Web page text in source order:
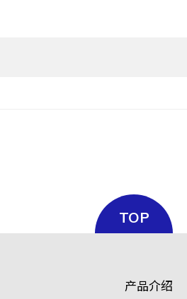
TOP
产品介绍